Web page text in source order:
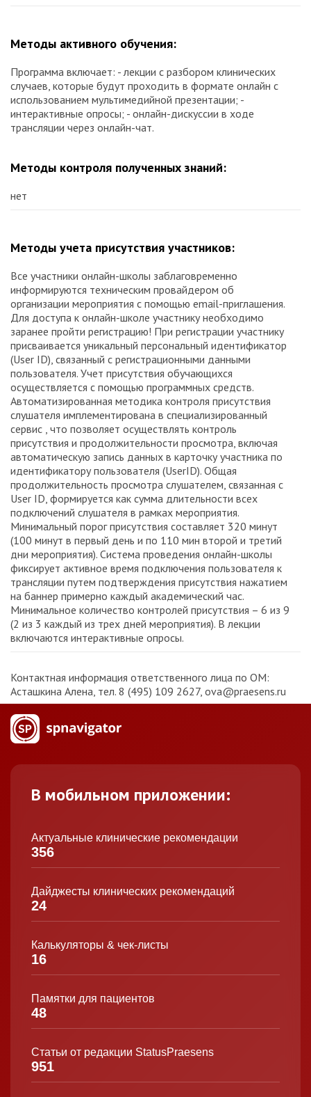
Методы активного обучения:
Программа включает: - лекции с разбором клинических
случаев, которые будут проходить в формате онлайн с
использованием мультимедийной презентации; -
интерактивные опросы; - онлайн-дискуссии в ходе
трансляции через онлайн-чат.
Методы контроля полученных знаний:
нет
Методы учета присутствия участников:
Все участники онлайн-школы заблаговременно
информируются техническим провайдером об
организации мероприятия с помощью email-приглашения.
Для доступа к онлайн-школе участнику необходимо
заранее пройти регистрацию! При регистрации участнику
присваивается уникальный персональный идентификатор
(User ID), связанный с регистрационными данными
пользователя. Учет присутствия обучающихся
осуществляется с помощью программных средств.
Автоматизированная методика контроля присутствия
слушателя имплементирована в специализированный
сервис , что позволяет осуществлять контроль
присутствия и продолжительности просмотра, включая
автоматическую запись данных в карточку участника по
идентификатору пользователя (UserID). Общая
продолжительность просмотра слушателем, связанная с
User ID, формируется как сумма длительности всех
подключений слушателя в рамках мероприятия.
Минимальный порог присутствия составляет 320 минут
(100 минут в первый день и по 110 мин второй и третий
дни мероприятия). Система проведения онлайн-школы
фиксирует активное время подключения пользователя к
трансляции путем подтверждения присутствия нажатием
на баннер примерно каждый академический час.
Минимальное количество контролей присутствия – 6 из 9
(2 из 3 каждый из трех дней мероприятия). В лекции
включаются интерактивные опросы.
Контактная информация ответственного лица по ОМ:
Асташкина Алена, тел. 8 (495) 109 2627, ova@praesens.ru
В мобильном приложении:
Актуальные клинические рекомендации
356
Дайджесты клинических рекомендаций
24
Калькуляторы & чек-листы
16
Памятки для пациентов
48
Статьи от редакции StatusPraesens
951